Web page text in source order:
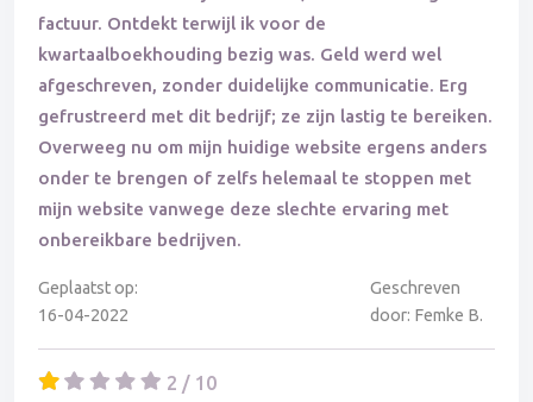
factuur. Ontdekt terwijl ik voor de
kwartaalboekhouding bezig was. Geld werd wel
afgeschreven, zonder duidelijke communicatie. Erg
gefrustreerd met dit bedrijf; ze zijn lastig te bereiken.
Overweeg nu om mijn huidige website ergens anders
onder te brengen of zelfs helemaal te stoppen met
mijn website vanwege deze slechte ervaring met
onbereikbare bedrijven.
Geplaatst op:
16-04-2022
Geschreven
door: Femke B.
2 / 10